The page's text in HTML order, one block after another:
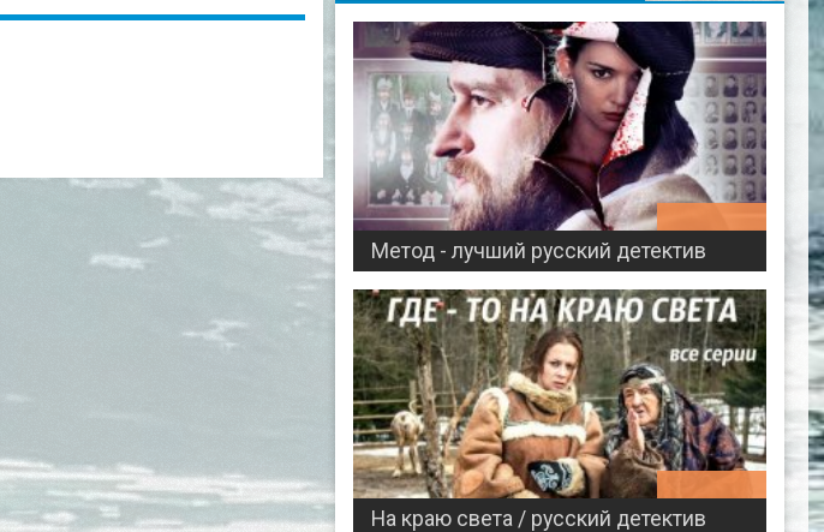
Метод - лучший русский детектив
На краю света / русский детектив